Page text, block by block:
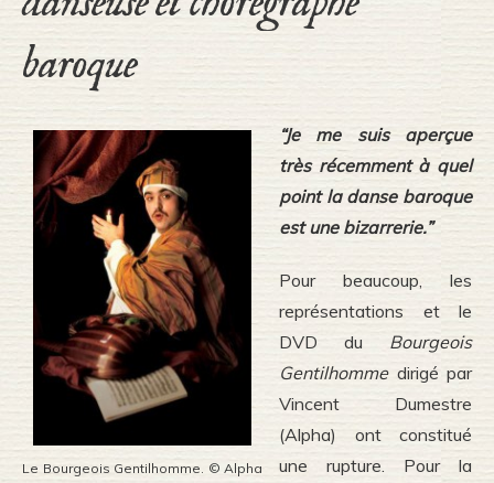
baroque
Le Bourgeois Gentilhomme. © Alpha
“Je me suis aperçue
très récemment à quel
point la danse baroque
est une bizarrerie.”
Pour beaucoup, les
représentations et le
DVD du Bourgeois
Gentilhommedirigé par
Vincent Dumestre
(Alpha) ont constitué
une rupture. Pour la